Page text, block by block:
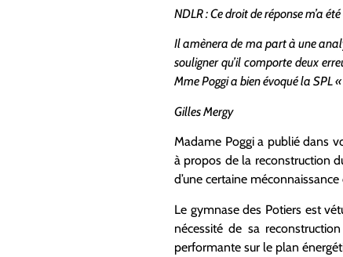
NDLR : Ce droit de réponse m’a
Il amènera de ma part à une
souligner qu’il comporte deux
Mme Poggi a bien évoqué la SPL
Gilles Mergy
Madame Poggi a publié dans
à propos de la reconstruction
d’une certaine
Le gymnase des Potiers est
nécessité de sa
performante sur le plan